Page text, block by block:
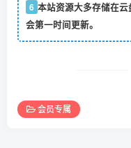
6 本站资源大多存储在
会第一时间更新。
会员专属